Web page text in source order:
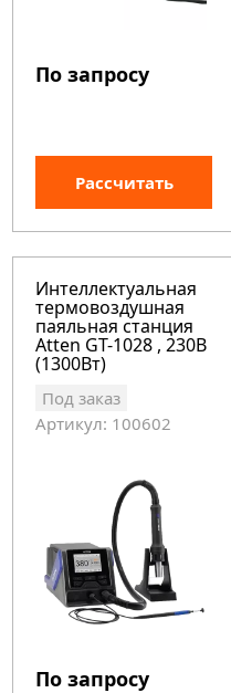
По запросу
Рассчитать
Интеллектуальная
термовоздушная
паяльная станция
Atten GT-1028 , 230В
(1300Вт)
Под заказ
Артикул: 100602
По запросу